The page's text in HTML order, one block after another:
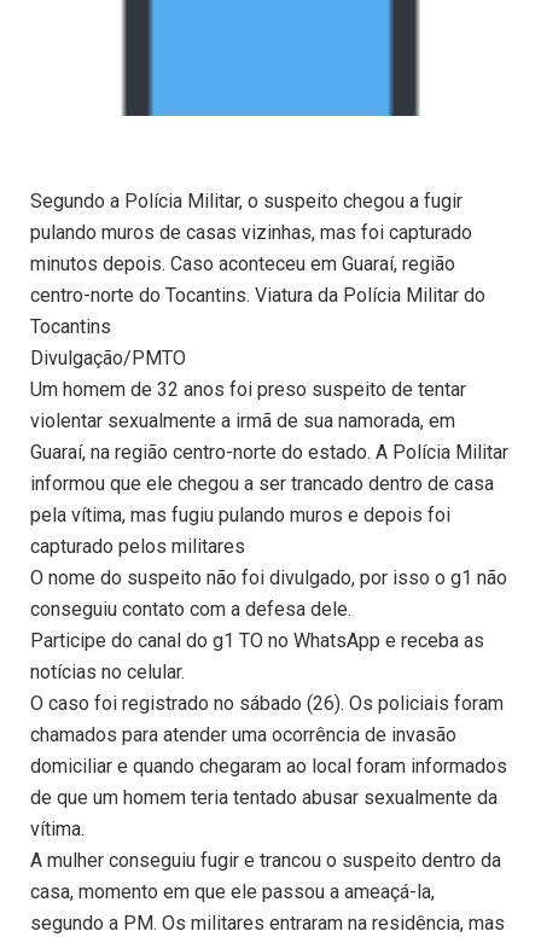
Segundo a Polícia Militar, o suspeito chegou a fugir
pulando muros de casas vizinhas, mas foi capturado
minutos depois. Caso aconteceu em Guaraí, região
centro-norte do Tocantins. Viatura da Polícia Militar do
Tocantins
Divulgação/PMTO
Um homem de 32 anos foi preso suspeito de tentar
violentar sexualmente a irmã de sua namorada, em
Guaraí, na região centro-norte do estado. A Polícia Militar
informou que ele chegou a ser trancado dentro de casa
pela vítima, mas fugiu pulando muros e depois foi
capturado pelos militares
O nome do suspeito não foi divulgado, por isso o g1 não
conseguiu contato com a defesa dele.
Participe do canal do g1 TO no WhatsApp e receba as
notícias no celular.
O caso foi registrado no sábado (26). Os policiais foram
chamados para atender uma ocorrência de invasão
domiciliar e quando chegaram ao local foram informados
de que um homem teria tentado abusar sexualmente da
vítima.
A mulher conseguiu fugir e trancou o suspeito dentro da
casa, momento em que ele passou a ameaçá-la,
segundo a PM. Os militares entraram na residência, mas